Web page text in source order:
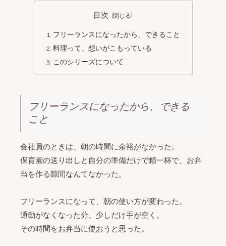
目次
フリーランスになったから、できること
料理って、想いがこもっている
このシリーズについて
フリーランスになったから、できる
こと
会社員のときは、朝の時間に余裕がなかった。
保育園の送り出しと自分の準備だけで精一杯で、お弁
当を作る隙間なんてなかった。
フリーランスになって、朝の使い方が変わった。
通勤がなくなった分、少しだけ手が空く。
その時間をお弁当に使おうと思った。